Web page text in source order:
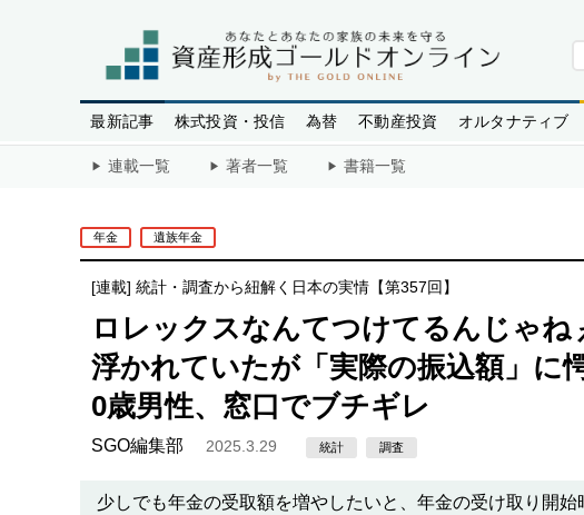
最新記事 株式投資・投信 為替 不動産投資 オルタナティブ
連載一覧 著者一覧 書籍一覧
年金 遺族年金
[連載] 統計・調査から紐解く日本の実情【第357回】
ロレックスなんてつけてるんじゃ
浮かれていたが「実際の振込額」に
0歳男性、窓口でブチギレ
SGO編集部 2025.3.29 統計 調査
少しでも年金の受取額を増やしたいと、年金の受け取り開